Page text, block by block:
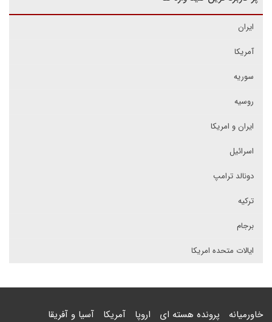
ایران
آمریکا
سوریه
روسیه
ایران و امریکا
اسرائیل
دونالد ترامپ
ترکیه
برجام
ایالات متحده امریکا
خاورمیانه پرونده هسته ای اروپا آمریکا آسیا و آفریقا